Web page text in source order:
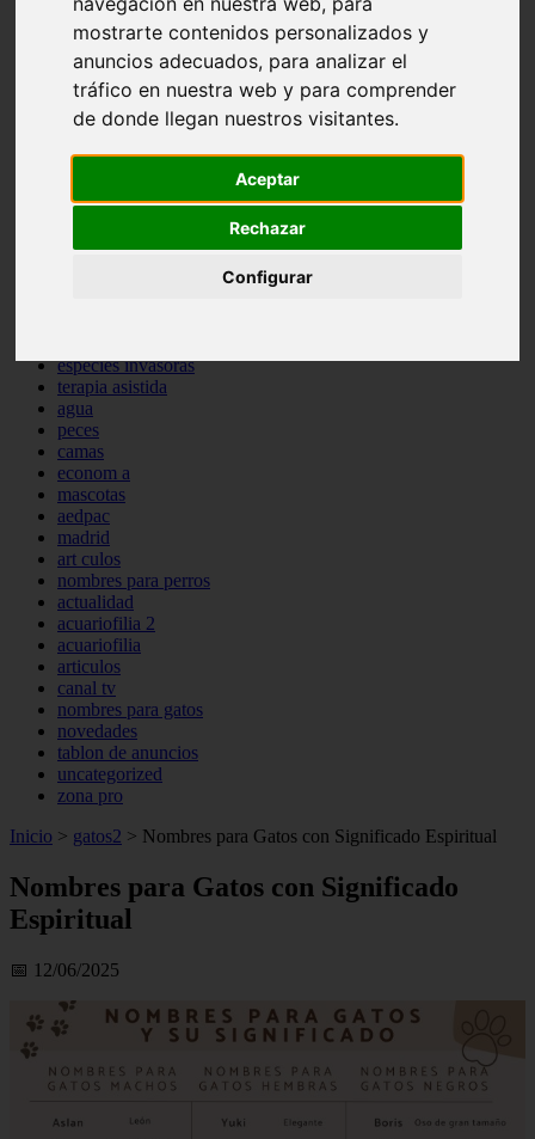
mostrarte contenidos personalizados y
anuncios adecuados, para analizar el
tráfico en nuestra web y para comprender
de donde llegan nuestros visitantes.
Aceptar
Rechazar
Configurar
comportamiento
protagonistas
reptiles
abandono
adopci n
ferias
higiene
iberzoo propet
especies invasoras
terapia asistida
agua
peces
camas
econom a
mascotas
aedpac
madrid
art culos
nombres para perros
actualidad
acuariofilia 2
acuariofilia
articulos
canal tv
nombres para gatos
novedades
tablon de anuncios
uncategorized
zona pro
Inicio > gatos2 > Nombres para Gatos con Significado Espiritual
Nombres para Gatos con Significado
Espiritual
📅 12/06/2025